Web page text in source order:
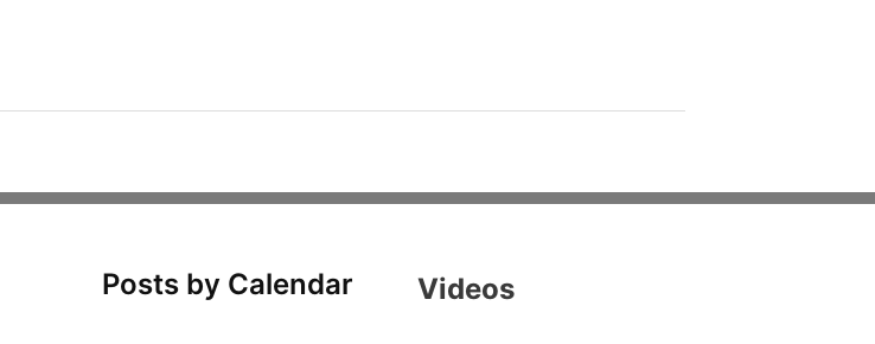
Posts by Calendar Videos